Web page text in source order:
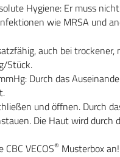
Hygiene: Er muss
wie MRSA und
auch bei trockener,
Stück.
Durch das
und öffnen. Durch
Die Haut wird durch
VECOS® Musterbox an!